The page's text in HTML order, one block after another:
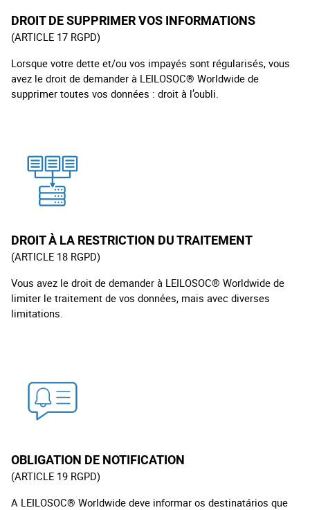
DROIT DE SUPPRIMER VOS INFORMATIONS
(ARTICLE 17 RGPD)
Lorsque votre dette et/ou vos impayés sont régularisés, vous
avez le droit de demander à LEILOSOC® Worldwide de
supprimer toutes vos données : droit à l’oubli.
DROIT À LA RESTRICTION DU TRAITEMENT
(ARTICLE 18 RGPD)
Vous avez le droit de demander à LEILOSOC® Worldwide de
limiter le traitement de vos données, mais avec diverses
limitations.
OBLIGATION DE NOTIFICATION
(ARTICLE 19 RGPD)
A LEILOSOC® Worldwide deve informar os destinatários que